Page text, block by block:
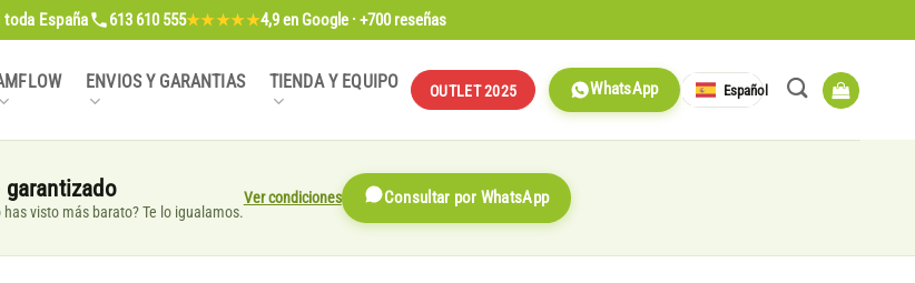
toda España 613 610 555★★★★★4,9en Google · +700 reseñas
ENVIOS Y GARANTIAS TIENDA Y EQUIPO OUTLET 2025 WhatsApp Español
has visto más barato? Te lo igualamos.
Ver condiciones Consultar por WhatsApp